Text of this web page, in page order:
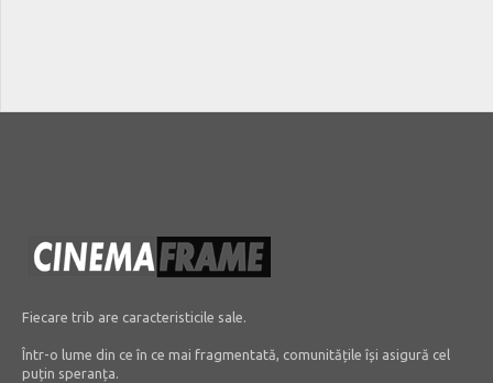
Fiecare trib are caracteristicile sale.
Într-o lume din ce în ce mai fragmentată, comunitățile își asigură cel
puțin speranța.